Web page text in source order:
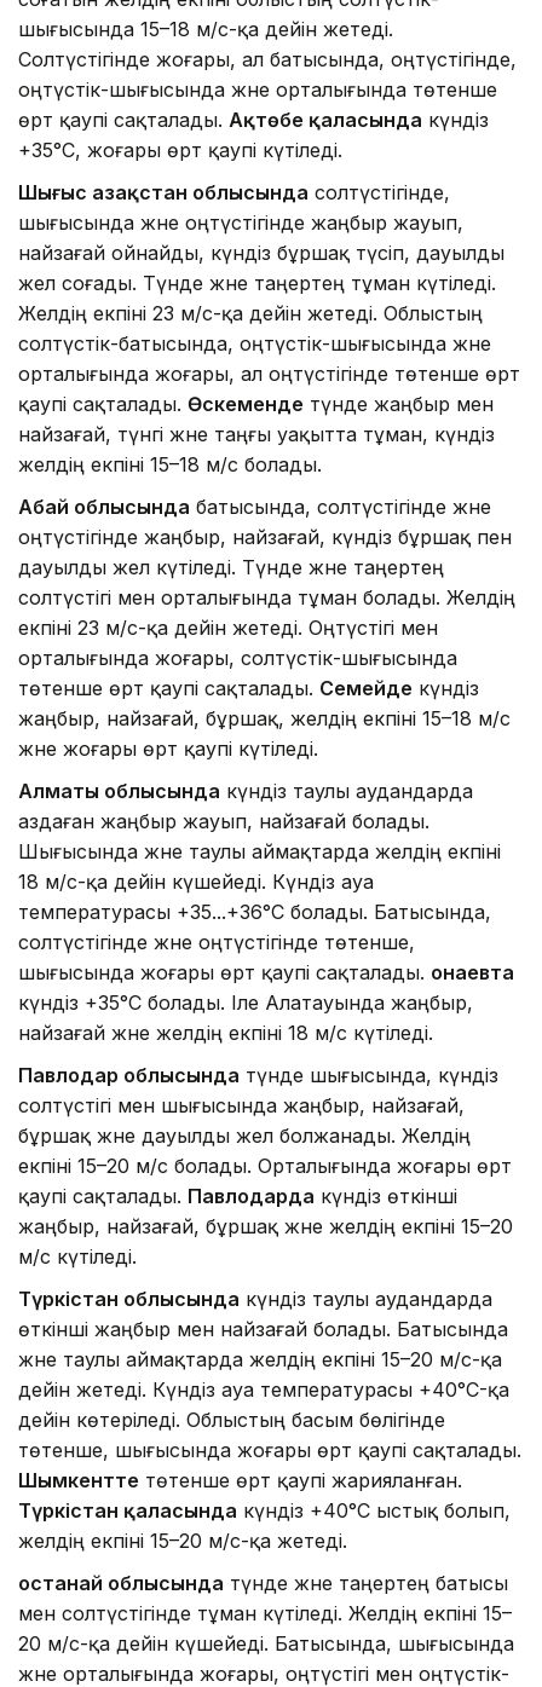
шығысында 15–18 м/с-қа дейін жетеді.
Солтүстігінде жоғары, ал батысында, оңтүстігінде,
оңтүстік-шығысында және орталығында төтенше
өрт қаупі сақталады. Ақтөбе қаласында күндіз
+35°C, жоғары өрт қаупі күтіледі.
Шығыс Қазақстан облысында солтүстігінде,
шығысында және оңтүстігінде жаңбыр жауып,
найзағай ойнайды, күндіз бұршақ түсіп, дауылды
жел соғады. Түнде және таңертең тұман күтіледі.
Желдің екпіні 23 м/с-қа дейін жетеді. Облыстың
солтүстік-батысында, оңтүстік-шығысында және
орталығында жоғары, ал оңтүстігінде төтенше өрт
қаупі сақталады. Өскеменде түнде жаңбыр мен
найзағай, түнгі және таңғы уақытта тұман, күндіз
желдің екпіні 15–18 м/с болады.
Абай облысында батысында, солтүстігінде және
оңтүстігінде жаңбыр, найзағай, күндіз бұршақ пен
дауылды жел күтіледі. Түнде және таңертең
солтүстігі мен орталығында тұман болады. Желдің
екпіні 23 м/с-қа дейін жетеді. Оңтүстігі мен
орталығында жоғары, солтүстік-шығысында
төтенше өрт қаупі сақталады. Семейде күндіз
жаңбыр, найзағай, бұршақ, желдің екпіні 15–18 м/с
және жоғары өрт қаупі күтіледі.
Алматы облысында күндіз таулы аудандарда
аздаған жаңбыр жауып, найзағай болады.
Шығысында және таулы аймақтарда желдің екпіні
18 м/с-қа дейін күшейеді. Күндіз ауа
температурасы +35...+36°C болады. Батысында,
солтүстігінде және оңтүстігінде төтенше,
шығысында жоғары өрт қаупі сақталады. Қонаевта
күндіз +35°C болады. Іле Алатауында жаңбыр,
найзағай және желдің екпіні 18 м/с күтіледі.
Павлодар облысында түнде шығысында, күндіз
солтүстігі мен шығысында жаңбыр, найзағай,
бұршақ және дауылды жел болжанады. Желдің
екпіні 15–20 м/с болады. Орталығында жоғары өрт
қаупі сақталады. Павлодарда күндіз өткінші
жаңбыр, найзағай, бұршақ және желдің екпіні 15–20
м/с күтіледі.
Түркістан облысында күндіз таулы аудандарда
өткінші жаңбыр мен найзағай болады. Батысында
және таулы аймақтарда желдің екпіні 15–20 м/с-қа
дейін жетеді. Күндіз ауа температурасы +40°C-қа
дейін көтеріледі. Облыстың басым бөлігінде
төтенше, шығысында жоғары өрт қаупі сақталады.
Шымкентте төтенше өрт қаупі жарияланған.
Түркістан қаласында күндіз +40°C ыстық болып,
желдің екпіні 15–20 м/с-қа жетеді.
Қостанай облысында түнде және таңертең батысы
мен солтүстігінде тұман күтіледі. Желдің екпіні 15–
20 м/с-қа дейін күшейеді. Батысында, шығысында
және орталығында жоғары, оңтүстігі мен оңтүстік-